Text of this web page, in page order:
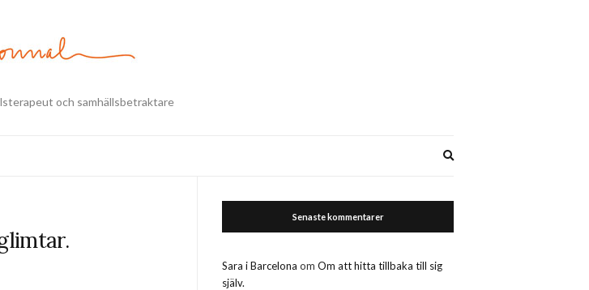
och samhällsbetraktare
Senaste kommentarer
Sara i Barcelona omOm att hitta tillbaka till sig
själv.